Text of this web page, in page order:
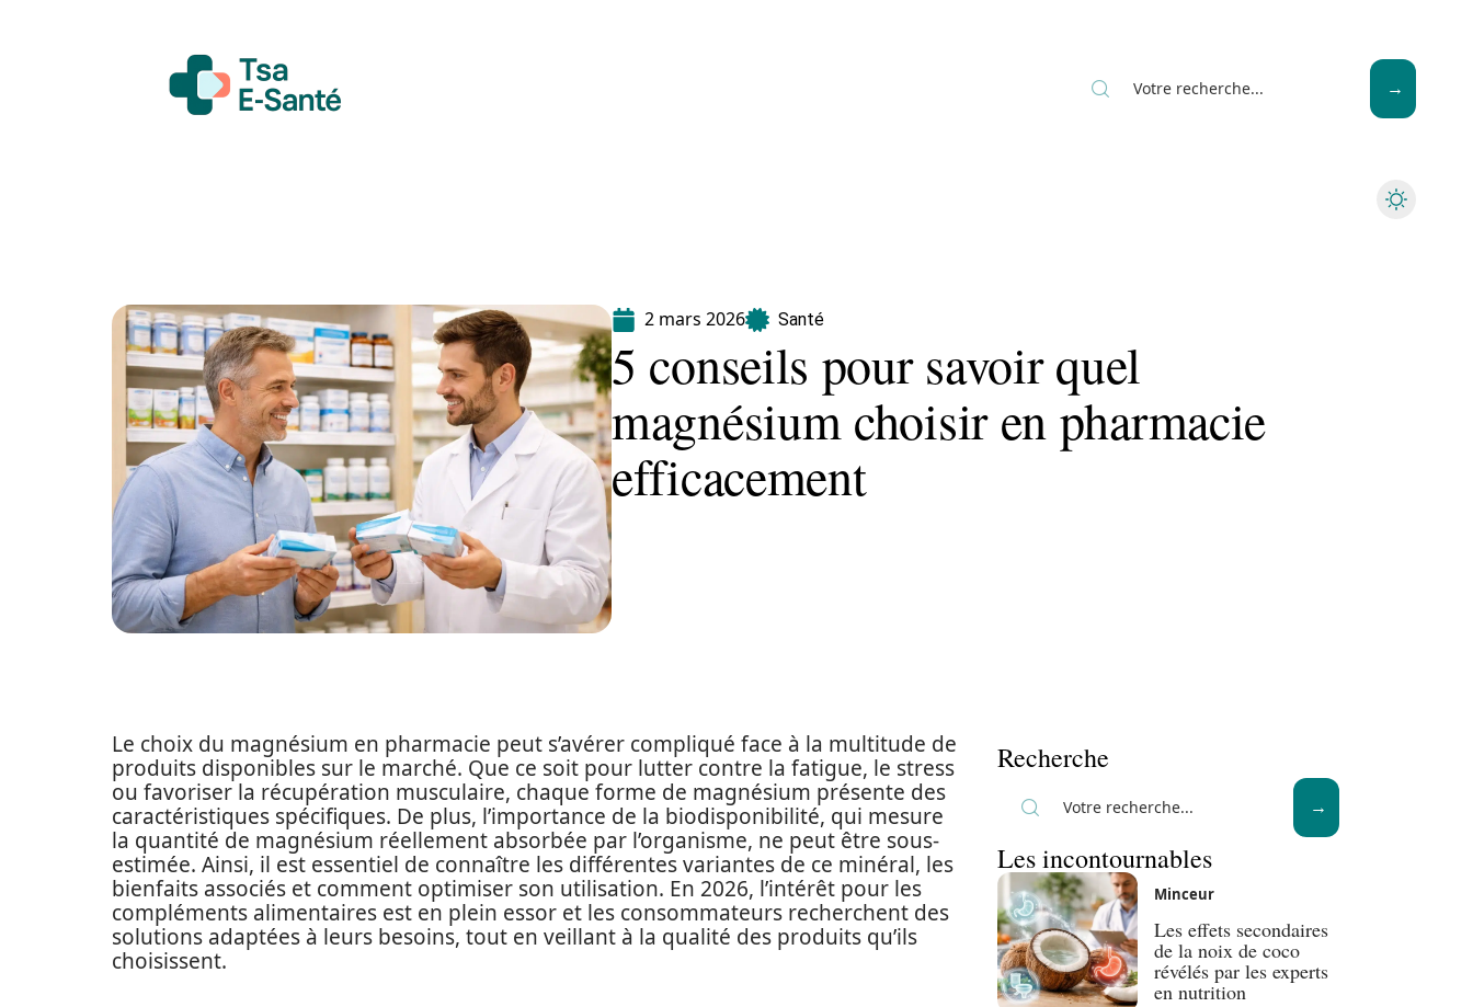
2 mars 2026 Santé
5 conseils pour savoir quel
magnésium choisir en pharmacie
efficacement
Le choix du magnésium en pharmacie peut s’avérer compliqué face à la multitude de
produits disponibles sur le marché. Que ce soit pour lutter contre la fatigue, le stress
ou favoriser la récupération musculaire, chaque forme de magnésium présente des
caractéristiques spécifiques. De plus, l’importance de la biodisponibilité, qui mesure
la quantité de magnésium réellement absorbée par l’organisme, ne peut être sous-
estimée. Ainsi, il est essentiel de connaître les différentes variantes de ce minéral, les
bienfaits associés et comment optimiser son utilisation. En 2026, l’intérêt pour les
compléments alimentaires est en plein essor et les consommateurs recherchent des
solutions adaptées à leurs besoins, tout en veillant à la qualité des produits qu’ils
choisissent.
Recherche
Les incontournables
Minceur
Les effets secondaires
de la noix de coco
révélés par les experts
en nutrition